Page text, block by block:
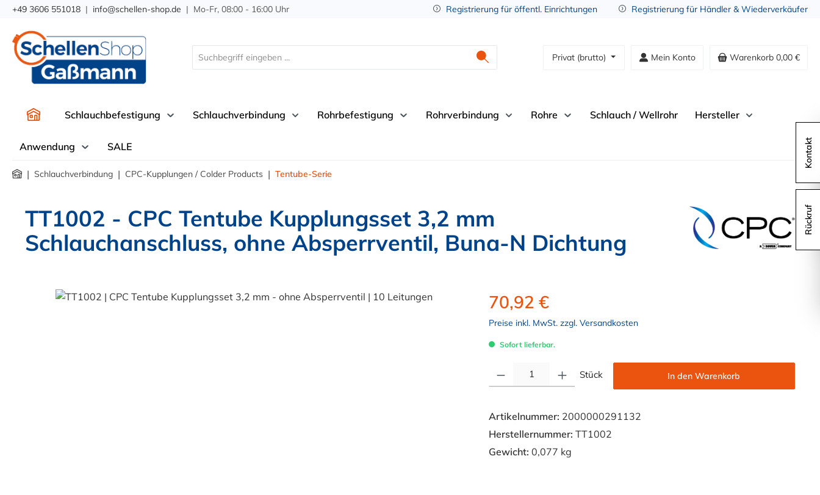
Zur Hauptnavigation springen
+49 3606 551018 | info@schellen-shop.de | Mo-Fr, 08:00 - 16:00 Uhr Registrierung für öffentl. Einrichtungen Registrierung für Händler & Wiederverkäufer
Privat (brutto) Mein Konto Warenkorb 0,00 €
Schlauchbefestigung Schlauchverbindung Rohrbefestigung Rohrverbindung Rohre Schlauch / Wellrohr Hersteller
Anwendung SALE
| Schlauchverbindung | CPC-Kupplungen / Colder Products | Tentube-Serie
TT1002 - CPC Tentube Kupplungsset 3,2 mm
Schlauchanschluss, ohne Absperrventil, Buna-N Dichtung
Bildergalerie überspringen 70,92 €
Preise inkl. MwSt. zzgl. Versandkosten
Sofort lieferbar.
Stück In den Warenkorb
Artikelnummer: 2000000291132
Herstellernummer: TT1002
Gewicht: 0,077 kg
Kontakt
Rückruf